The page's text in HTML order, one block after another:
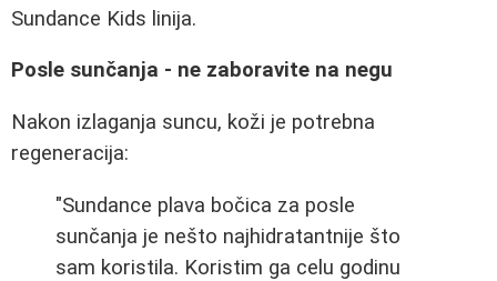
Sundance Kids linija.
Posle sunčanja - ne zaboravite na negu
Nakon izlaganja suncu, koži je potrebna
regeneracija:
"Sundance plava bočica za posle
sunčanja je nešto najhidratantnije što
sam koristila. Koristim ga celu godinu